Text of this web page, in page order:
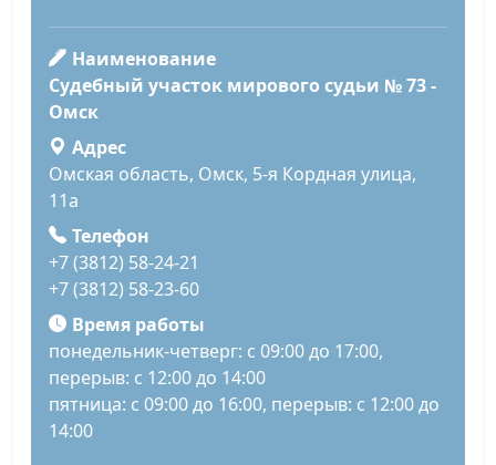
Наименование
Судебный участок мирового судьи № 73 -
Омск
Адрес
Омская область, Омск, 5-я Кордная улица,
11а
Телефон
+7 (3812) 58-24-21
+7 (3812) 58-23-60
Время работы
понедельник-четверг: с 09:00 до 17:00,
перерыв: с 12:00 до 14:00
пятница: с 09:00 до 16:00, перерыв: с 12:00 до
14:00